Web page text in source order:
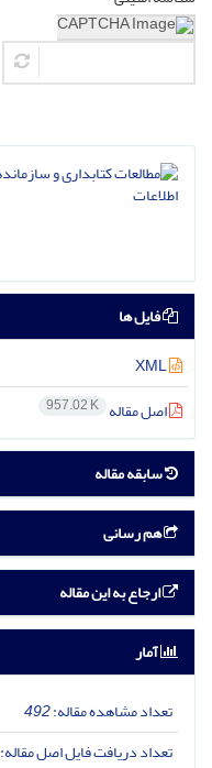
فایل ها
اصل مقاله 957.02 K
سابقه مقاله
هم رسانی
ارجاع به این مقاله
آمار
تعداد مشاهده مقاله:492
تعداد دریافت فایل اصل مقاله: